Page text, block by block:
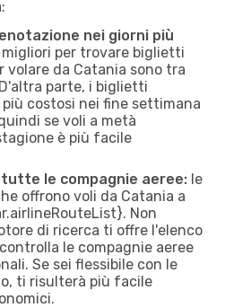
nei giorni più
per trovare biglietti
volare da Catania sono tra
parte, i biglietti
costosi nei fine settimana
se voli a metà
è più facile
le compagnie aeree: le
offrono voli da Catania a
Non
di ricerca ti offre l'elenco
le compagnie aeree
Se sei flessibile con le
ti risulterà più facile